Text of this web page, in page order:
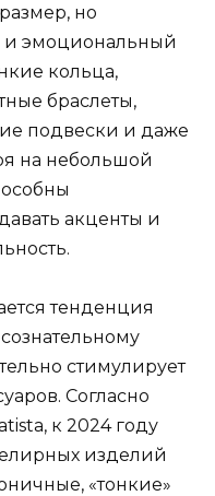
но
и эмоциональный
кольца,
браслеты,
подвески и даже
на небольшой
акценты и
тенденция
стимулирует
Согласно
к 2024 году
изделий
«тонкие»